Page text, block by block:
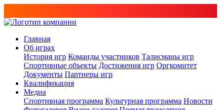
Главная
Об играх
История игр Команды участников Талисманы игр
Спортивные объекты Достижения игр Оргкомитет
Документы Партнеры игр
Квалификация
Медиа
Спортивная программа Культурная программа Новости